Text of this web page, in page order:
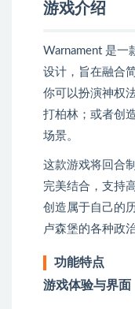
游戏介绍
Warnament 是一
设计，旨在融合
你可以扮演神权
打柏林；或者创
场景。
这款游戏将回合
完美结合，支持
创造属于自己的
卢森堡的各种政
功能特点
游戏体验与界面